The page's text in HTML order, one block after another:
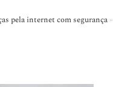
pela internet com segurança»